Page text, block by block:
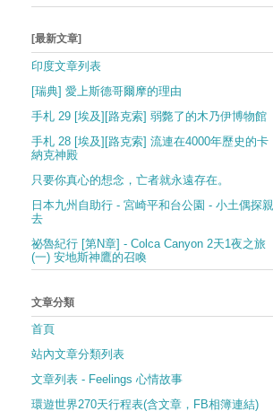
[最新文章]
印度文章列表
[瑞典] 愛上斯德哥爾摩的理由
手札 29 [埃及][路克索] 弱斃了的木乃伊博物館
手札 28 [埃及][路克索] 流連在4000年歷史的卡
納克神殿
只要你真心的想念，亡者就永遠存在。
日本九州自助行 - 宮崎平和台公園 - 小土偶探親
去
祕魯紀行 [第N章] - Colca Canyon 2天1夜之旅
(一) 安地斯神鷹的召喚
文章分類
首頁
站內文章分類列表
文章列表 - Feelings 心情故事
環遊世界270天行程表(含文章，FB相簿連結)